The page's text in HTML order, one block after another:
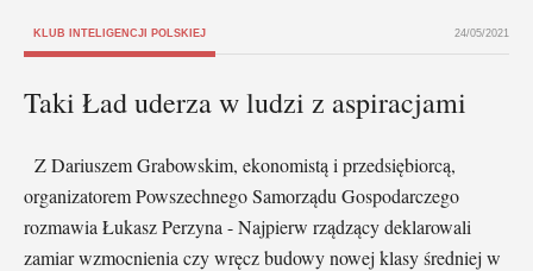
KLUB INTELIGENCJI POLSKIEJ 24/05/2021
Taki Ład uderza w ludzi z aspiracjami
Z Dariuszem Grabowskim, ekonomistą i przedsiębiorcą,
organizatorem Powszechnego Samorządu Gospodarczego
rozmawia Łukasz Perzyna - Najpierw rządzący deklarowali
zamiar wzmocnienia czy wręcz budowy nowej klasy średniej w